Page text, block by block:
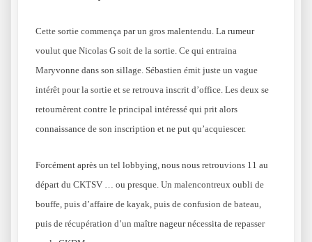
Cette sortie commença par un gros malentendu. La rumeur
voulut que Nicolas G soit de la sortie. Ce qui entraina
Maryvonne dans son sillage. Sébastien émit juste un vague
intérêt pour la sortie et se retrouva inscrit d’office. Les deux se
retournèrent contre le principal intéressé qui prit alors
connaissance de son inscription et ne put qu’acquiescer.
Forcément après un tel lobbying, nous nous retrouvions 11 au
départ du CKTSV … ou presque. Un malencontreux oubli de
bouffe, puis d’affaire de kayak, puis de confusion de bateau,
puis de récupération d’un maître nageur nécessita de repasser